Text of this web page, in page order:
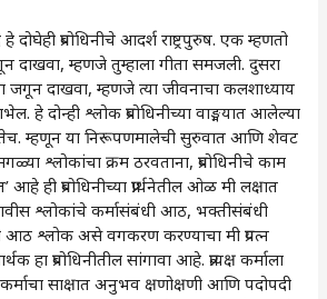
प्रबोधिनीचे आदर्श राष्ट्रपुरुष. एक म्हणतो
म्हणजे तुम्हाला गीता समजली. दुसरा
दाखवा, म्हणजे त्या जीवनाचा कलशाध्याय
हे दोन्ही श्लोक प्रबोधिनीच्या वाङ्मयात आलेल्या
म्हणून या निरूपणमालेची सुरुवात आणि शेवट
श्लोकांचा क्रम ठरवताना, प्रबोधिनीचे काम
आहे ही प्रबोधिनीच्या प्रार्थनेतील ओळ मी लक्षात
श्लोकांचे कर्मासंबंधी आठ, भक्तीसंबंधी
आठ श्लोक असे वगकरण करण्याचा मी प्रयत्न
हा प्रबोधिनीतील सांगावा आहे. प्रत्यक्ष कर्माला
साक्षात अनुभव क्षणोक्षणी आणि पदोपदी